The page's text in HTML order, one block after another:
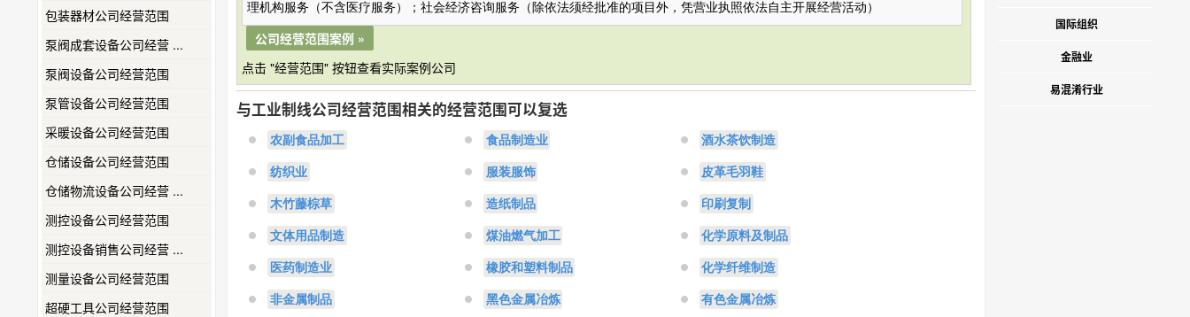
包装器材公司经营范围
泵阀成套设备公司经营 ...
泵阀设备公司经营范围
泵管设备公司经营范围
采暖设备公司经营范围
仓储设备公司经营范围
仓储物流设备公司经营 ...
测控设备公司经营范围
测控设备销售公司经营 ...
测量设备公司经营范围
超硬工具公司经营范围
理机构服务（不含医疗服务）；社会经济咨询服务（除依法须经批准的项目外，凭营业执照依法自主开展经营活动）
公司经营范围案例 »
点击 "经营范围" 按钮查看实际案例公司
与工业制线公司经营范围相关的经营范围可以复选
农副食品加工 食品制造业 酒水茶饮制造
纺织业 服装服饰 皮革毛羽鞋
木竹藤棕草 造纸制品 印刷复制
文体用品制造 煤油燃气加工 化学原料及制品
医药制造业 橡胶和塑料制品 化学纤维制造
非金属制品 黑色金属冶炼 有色金属冶炼
国际组织
金融业
易混淆行业